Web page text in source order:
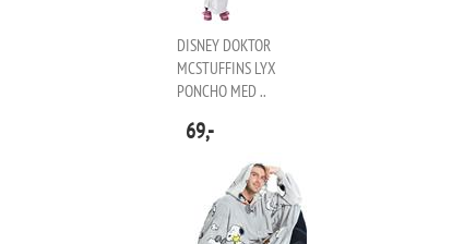
DISNEY DOKTOR
MCSTUFFINS LYX
PONCHO MED ..
69,-